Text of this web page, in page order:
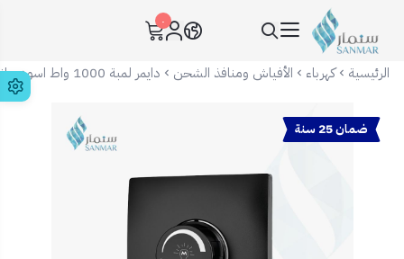
سنمار Sanmar
٠
الرئيسية كهرباء الأفياش ومنافذ الشحن دايمر لمبة 1000 واط اسود بيانو 7x7
ضمان 25 سنة